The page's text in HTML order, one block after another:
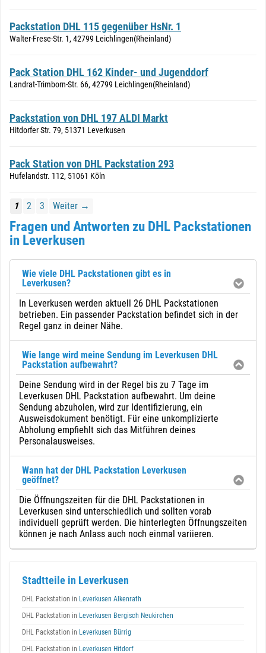
Packstation DHL 115 gegenüber HsNr. 1
Walter-Frese-Str. 1, 42799 Leichlingen(Rheinland)
Pack Station DHL 162 Kinder- und Jugenddorf
Landrat-Trimborn-Str. 66, 42799 Leichlingen(Rheinland)
Packstation von DHL 197 ALDI Markt
Hitdorfer Str. 79, 51371 Leverkusen
Pack Station von DHL Packstation 293
Hufelandstr. 112, 51061 Köln
1 2 3 Weiter →
Fragen und Antworten zu DHL Packstationen
in Leverkusen
Wie viele DHL Packstationen gibt es in
Leverkusen?
In Leverkusen werden aktuell 26 DHL Packstationen
betrieben. Ein passender Packstation befindet sich in der
Regel ganz in deiner Nähe.
Wie lange wird meine Sendung im Leverkusen DHL
Packstation aufbewahrt?
Deine Sendung wird in der Regel bis zu 7 Tage im
Leverkusen DHL Packstation aufbewahrt. Um deine
Sendung abzuholen, wird zur Identifizierung, ein
Ausweisdokument benötigt. Für eine unkomplizierte
Abholung empfiehlt sich das Mitführen deines
Personalausweises.
Wann hat der DHL Packstation Leverkusen
geöffnet?
Die Öffnungszeiten für die DHL Packstationen in
Leverkusen sind unterschiedlich und sollten vorab
individuell geprüft werden. Die hinterlegten Öffnungszeiten
können je nach Anlass auch noch einmal variieren.
Stadtteile in Leverkusen
DHL Packstation in Leverkusen Alkenrath
DHL Packstation in Leverkusen Bergisch Neukirchen
DHL Packstation in Leverkusen Bürrig
DHL Packstation in Leverkusen Hitdorf